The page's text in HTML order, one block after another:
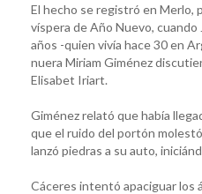
El hecho se registró en Merlo,
víspera de Año Nuevo,
años -quien vivía hace 30 en
nuera Miriam Giménez
Elisabet Iriart.
Giménez relató que había
que el ruido del portón
lanzó piedras a su auto,
Cáceres intentó apaciguar los